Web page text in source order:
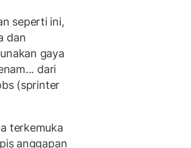
seperti ini,
dan
gaya
dari
(sprinter
terkemuka
anggapan